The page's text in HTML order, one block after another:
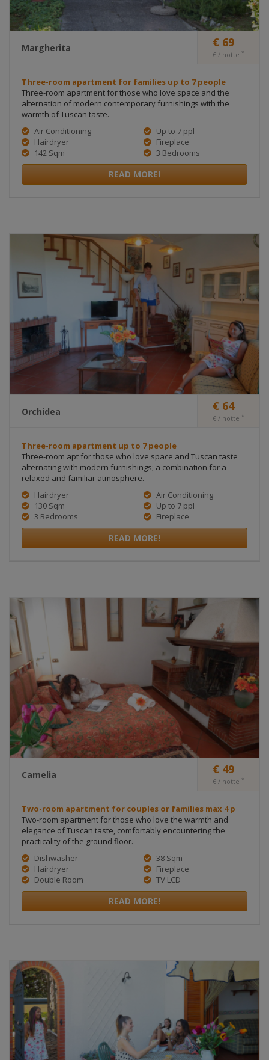
Margherita € 69
€ / notte *
Three-room apartment for families up to 7 people
Three-room apartment for those who love space and the
alternation of modern contemporary furnishings with the
warmth of Tuscan taste.
Air Conditioning
Hairdryer
142 Sqm
Up to 7 ppl
Fireplace
3 Bedrooms
READ MORE!
Orchidea € 64
€ / notte *
Three-room apartment up to 7 people
Three-room apt for those who love space and Tuscan taste
alternating with modern furnishings; a combination for a
relaxed and familiar atmosphere.
Hairdryer
130 Sqm
3 Bedrooms
Air Conditioning
Up to 7 ppl
Fireplace
READ MORE!
Camelia € 49
€ / notte *
Two-room apartment for couples or families max 4 p
Two-room apartment for those who love the warmth and
elegance of Tuscan taste, comfortably encountering the
practicality of the ground floor.
Dishwasher
Hairdryer
Double Room
38 Sqm
Fireplace
TV LCD
READ MORE!